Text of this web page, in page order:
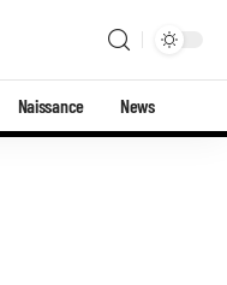
Naissance News